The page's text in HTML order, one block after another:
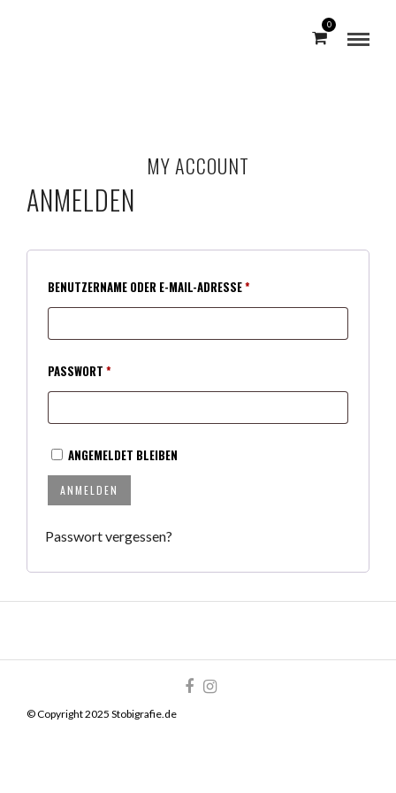
0
MY ACCOUNT
ANMELDEN
BENUTZERNAME ODER E-MAIL-ADRESSE*
PASSWORT *
ANGEMELDET BLEIBEN
ANMELDEN
Passwort vergessen?
© Copyright 2025 Stobigrafie.de